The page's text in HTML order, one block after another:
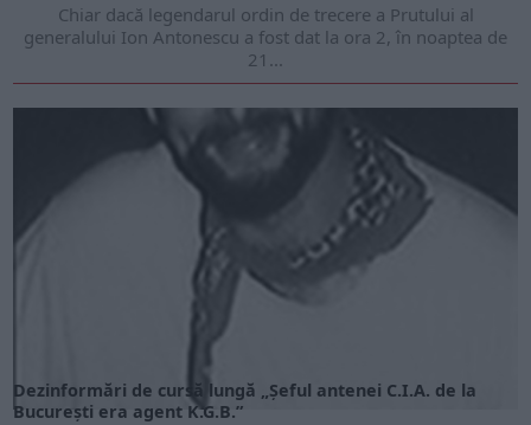
Chiar dacă legendarul ordin de trecere a Prutului al
generalului Ion Antonescu a fost dat la ora 2, în noaptea de
21...
Dezinformări de cursă lungă „Şeful antenei C.I.A. de la
Bucureşti era agent K.G.B.”